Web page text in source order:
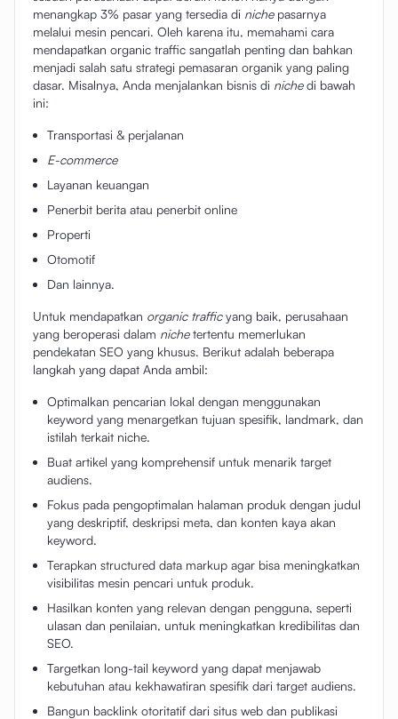
menangkap 3% pasar yang tersedia di nichepasarnya
melalui mesin pencari. Oleh karena itu, memahami cara
mendapatkan organic traffic sangatlah penting dan bahkan
menjadi salah satu strategi pemasaran organik yang paling
dasar. Misalnya, Anda menjalankan bisnis di nichedi bawah
ini:
Transportasi & perjalanan
E-commerce
Layanan keuangan
Penerbit berita atau penerbit online
Properti
Otomotif
Dan lainnya.
Untuk mendapatkan organic trafficyang baik, perusahaan
yang beroperasi dalam nichetertentu memerlukan
pendekatan SEO yang khusus. Berikut adalah beberapa
langkah yang dapat Anda ambil:
Optimalkan pencarian lokal dengan menggunakan
keyword yang menargetkan tujuan spesifik, landmark, dan
istilah terkait niche.
Buat artikel yang komprehensif untuk menarik target
audiens.
Fokus pada pengoptimalan halaman produk dengan judul
yang deskriptif, deskripsi meta, dan konten kaya akan
keyword.
Terapkan structured data markup agar bisa meningkatkan
visibilitas mesin pencari untuk produk.
Hasilkan konten yang relevan dengan pengguna, seperti
ulasan dan penilaian, untuk meningkatkan kredibilitas dan
SEO.
Targetkan long-tail keyword yang dapat menjawab
kebutuhan atau kekhawatiran spesifik dari target audiens.
Bangun backlink otoritatif dari situs web dan publikasi